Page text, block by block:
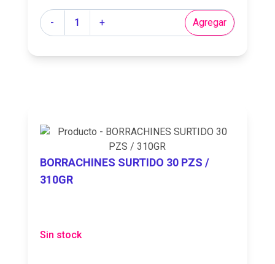
-
Cantidad + Agregar
BORRACHINES SURTIDO 30 PZS /
310GR
Sin stock